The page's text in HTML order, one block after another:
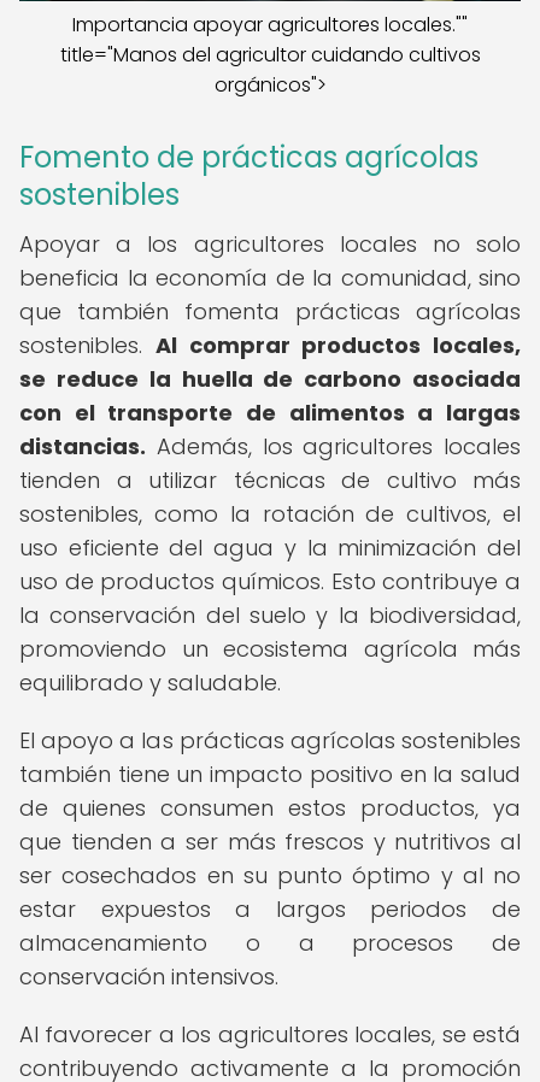
Importancia apoyar agricultores locales.""
title="Manos del agricultor cuidando cultivos
orgánicos">
Fomento de prácticas agrícolas
sostenibles
Apoyar a los agricultores locales no solo
beneficia la economía de la comunidad, sino
que también fomenta prácticas agrícolas
sostenibles. Al comprar productos locales,
se reduce la huella de carbono asociada
con el transporte de alimentos a largas
distancias. Además, los agricultores locales
tienden a utilizar técnicas de cultivo más
sostenibles, como la rotación de cultivos, el
uso eficiente del agua y la minimización del
uso de productos químicos. Esto contribuye a
la conservación del suelo y la biodiversidad,
promoviendo un ecosistema agrícola más
equilibrado y saludable.
El apoyo a las prácticas agrícolas sostenibles
también tiene un impacto positivo en la salud
de quienes consumen estos productos, ya
que tienden a ser más frescos y nutritivos al
ser cosechados en su punto óptimo y al no
estar expuestos a largos periodos de
almacenamiento o a procesos de
conservación intensivos.
Al favorecer a los agricultores locales, se está
contribuyendo activamente a la promoción